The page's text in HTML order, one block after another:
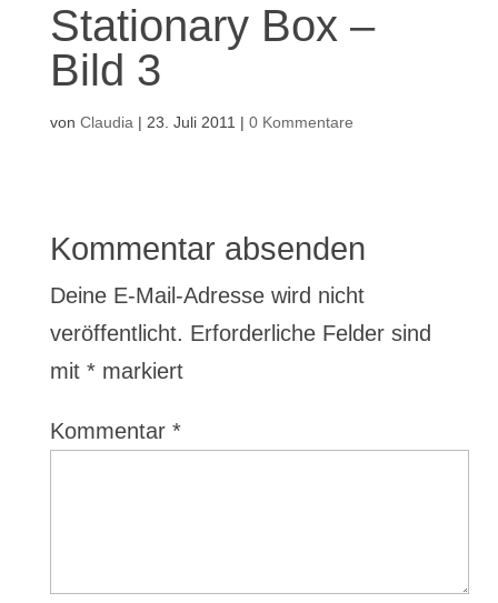
Stationary Box –
Bild 3
von Claudia | 23. Juli 2011 | 0 Kommentare
Kommentar absenden
Deine E-Mail-Adresse wird nicht
veröffentlicht. Erforderliche Felder sind
mit *markiert
Kommentar *